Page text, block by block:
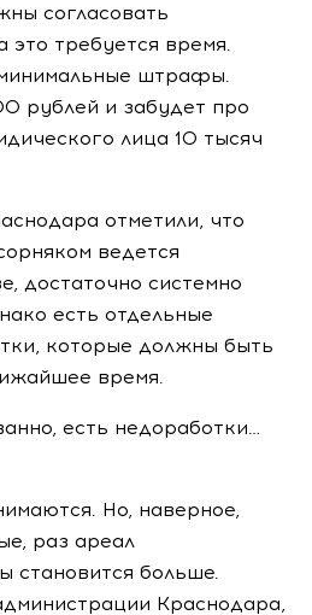
согласовать
это требуется время.
штрафы.
рублей и забудет про
лица 10 тысяч
отметили, что
ведется
достаточно системно
есть отдельные
которые должны быть
время.
есть недоработки…
Но, наверное,
раз ареал
становится больше.
Краснодара,